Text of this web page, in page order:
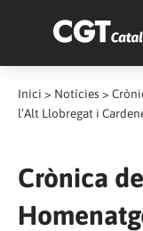
Inici > Notícies >
l’Alt Llobregat i
Crònica